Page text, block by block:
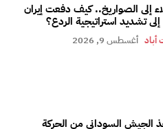
إلى الصواريخ.. كيف دفعت إيران
تشديد استراتيجية الردع؟
أباد أغسطس 9, 2026
الجيش السوداني من الحركة